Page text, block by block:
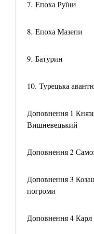
7. Епоха Руїни
8. Епоха Мазепи
9. Батурин
10. Турецька
Доповнення 1
Вишневецький
Доповнення 2
Доповнення 3
погроми
Доповнення 4